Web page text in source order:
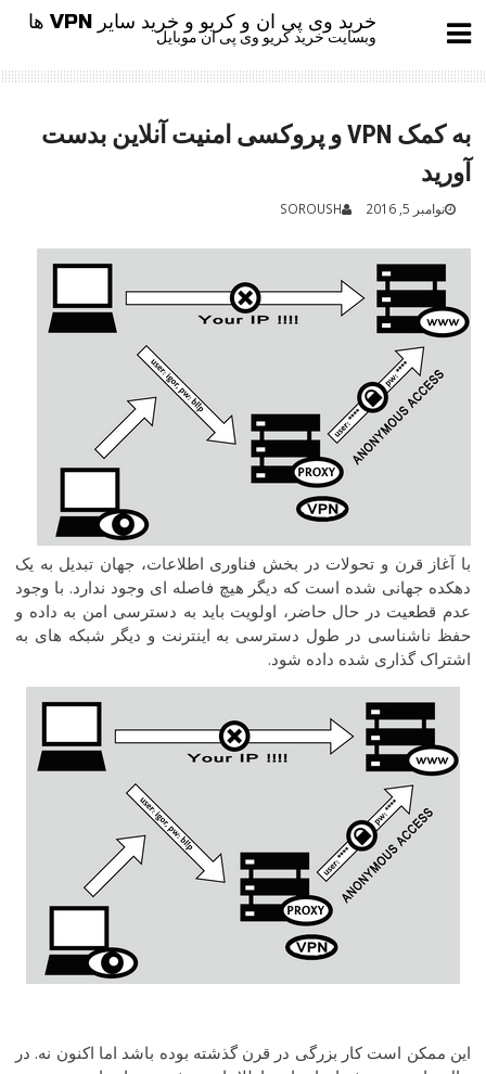
to
خرید وی پی ان و کریو و خرید سایر VPN ها
وبسایت خرید کریو وی پی ان موبایل
به کمک VPN و پروکسی امنیت آنلاین بدست
آورید
نوامبر 5, 2016 SOROUSH
با آغاز قرن و تحولات در بخش فناوری اطلاعات، جهان تبدیل به یک
دهکده جهانی شده است که دیگر هیچ فاصله ای وجود ندارد. با وجود
عدم قطعیت در حال حاضر، اولویت باید به دسترسی امن به داده و
حفظ ناشناسی در طول دسترسی به اینترنت و دیگر شبکه های به
اشتراک گذاری شده داده شود.
این ممکن است کار بزرگی در قرن گذشته بوده باشد اما اکنون نه. در